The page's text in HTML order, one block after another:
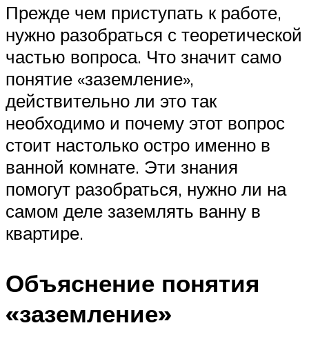
Прежде чем приступать к работе,
нужно разобраться с теоретической
частью вопроса. Что значит само
понятие «заземление»,
действительно ли это так
необходимо и почему этот вопрос
стоит настолько остро именно в
ванной комнате. Эти знания
помогут разобраться, нужно ли на
самом деле заземлять ванну в
квартире.
Объяснение понятия
«заземление»